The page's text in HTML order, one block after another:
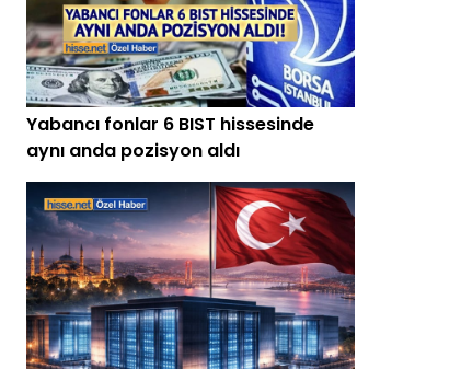
Yabancı fonlar 6 BIST hissesinde
aynı anda pozisyon aldı